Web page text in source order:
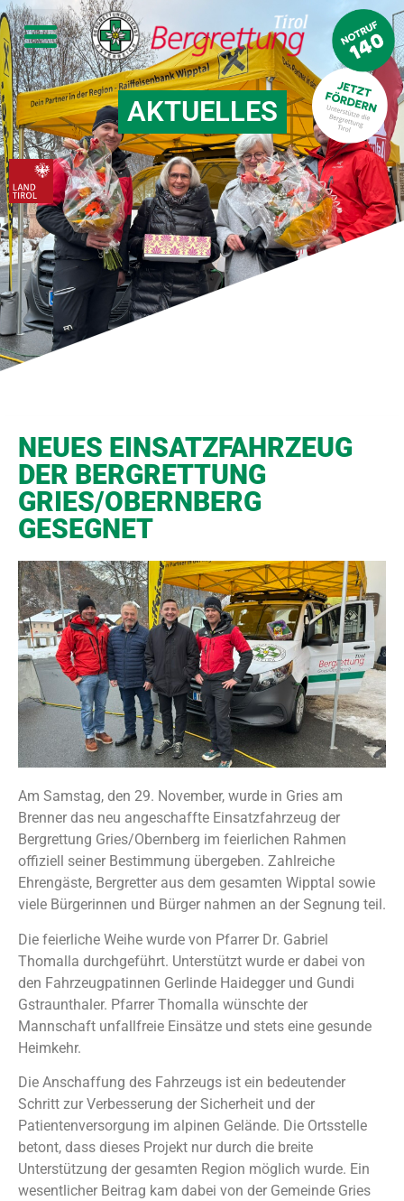
AKTUELLES
NEUES EINSATZFAHRZEUG
DER BERGRETTUNG
GRIES/OBERNBERG
GESEGNET
Am Samstag, den 29. November, wurde in Gries am
Brenner das neu angeschaffte Einsatzfahrzeug der
Bergrettung Gries/Obernberg im feierlichen Rahmen
offiziell seiner Bestimmung übergeben. Zahlreiche
Ehrengäste, Bergretter aus dem gesamten Wipptal sowie
viele Bürgerinnen und Bürger nahmen an der Segnung teil.
Die feierliche Weihe wurde von Pfarrer Dr. Gabriel
Thomalla durchgeführt. Unterstützt wurde er dabei von
den Fahrzeugpatinnen Gerlinde Haidegger und Gundi
Gstraunthaler. Pfarrer Thomalla wünschte der
Mannschaft unfallfreie Einsätze und stets eine gesunde
Heimkehr.
Die Anschaffung des Fahrzeugs ist ein bedeutender
Schritt zur Verbesserung der Sicherheit und der
Patientenversorgung im alpinen Gelände. Die Ortsstelle
betont, dass dieses Projekt nur durch die breite
Unterstützung der gesamten Region möglich wurde. Ein
wesentlicher Beitrag kam dabei von der Gemeinde Gries